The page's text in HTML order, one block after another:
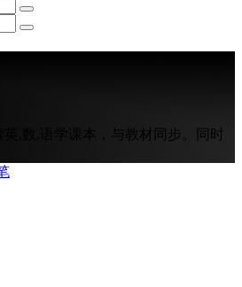
英,数,语学课本，与教材同步。同时